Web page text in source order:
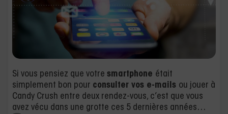
Si vous pensiez que votre smartphone était
simplement bon pour consulter vos e-mails ou jouer à
Candy Crush entre deux rendez-vous, c’est que vous
avez vécu dans une grotte ces 5 dernières années…